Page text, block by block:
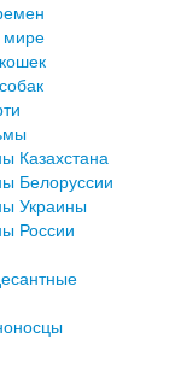
мире
Казахстана
Белоруссии
Украины
России